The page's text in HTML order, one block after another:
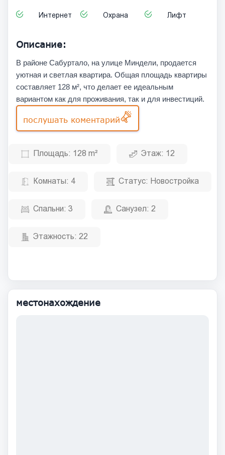
Интернет Охрана Лифт
Описание:
В районе Сабуртало, на улице Миндели, продается
уютная и светлая квартира. Общая площадь квартиры
составляет 128 м², что делает ее идеальным
вариантом как для проживания, так и для инвестиций.
послушать коментарий
Площадь: 128 m² Этаж: 12
Комнаты: 4 Статус: Новостройка
Спальни: 3 Санузел: 2
Этажность: 22
местонахождение